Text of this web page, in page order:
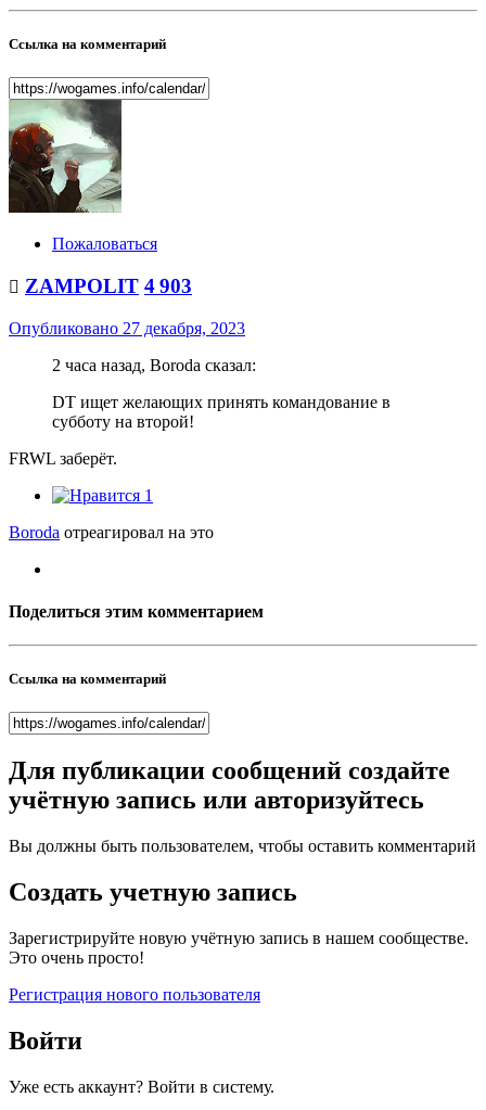
Ссылка на комментарий
Пожаловаться
 ZAMPOLIT 4 903
Опубликовано 27 декабря, 2023
2 часа назад, Boroda сказал:
DT ищет желающих принять командование в
субботу на второй!
FRWL заберёт.
1
Boroda отреагировал на это
Поделиться этим комментарием
Ссылка на комментарий
Для публикации сообщений создайте
учётную запись или авторизуйтесь
Вы должны быть пользователем, чтобы оставить комментарий
Создать учетную запись
Зарегистрируйте новую учётную запись в нашем сообществе.
Это очень просто!
Регистрация нового пользователя
Войти
Уже есть аккаунт? Войти в систему.